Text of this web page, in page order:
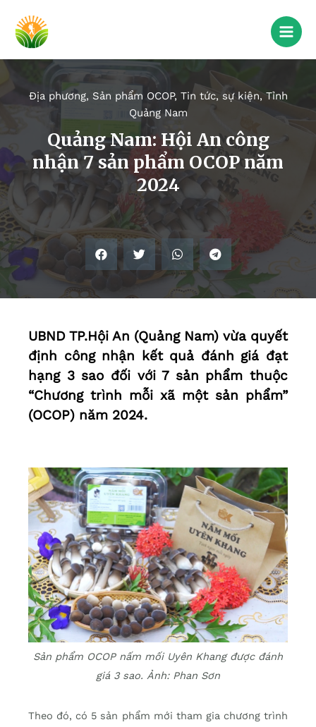
Địa phương, Sản phẩm OCOP, Tin tức, sự kiện, Tỉnh
Quảng Nam
Quảng Nam: Hội An công
nhận 7 sản phẩm OCOP năm
2024
UBND TP.Hội An (Quảng Nam) vừa quyết
định công nhận kết quả đánh giá đạt
hạng 3 sao đối với 7 sản phẩm thuộc
“Chương trình mỗi xã một sản phẩm”
(OCOP) năm 2024.
Sản phẩm OCOP nấm mối Uyên Khang được đánh
giá 3 sao. Ảnh: Phan Sơn
Theo đó, có 5 sản phẩm mới tham gia chương trình